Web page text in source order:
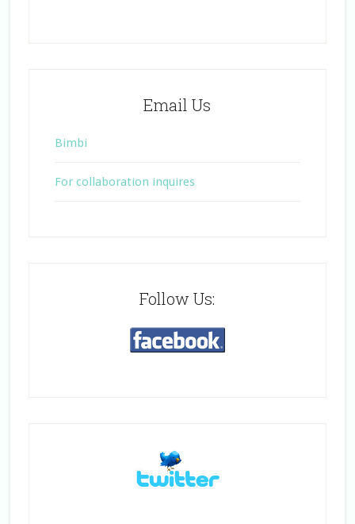
Email Us
Bimbi
For collaboration inquires
Follow Us: